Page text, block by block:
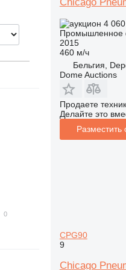
4
Промышленное
2015
460 м/ч
Бельгия,
Dome Auctions
Продаете
Делайте это
Разместить
CPG90
9
Chicago